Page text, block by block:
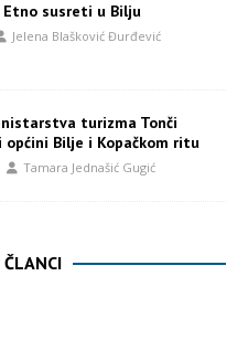
Etno susreti u Bilju
Jelena Blašković Đurđević
turizma Tonči
općini Bilje i Kopačkom ritu
Tamara Jednašić Gugić